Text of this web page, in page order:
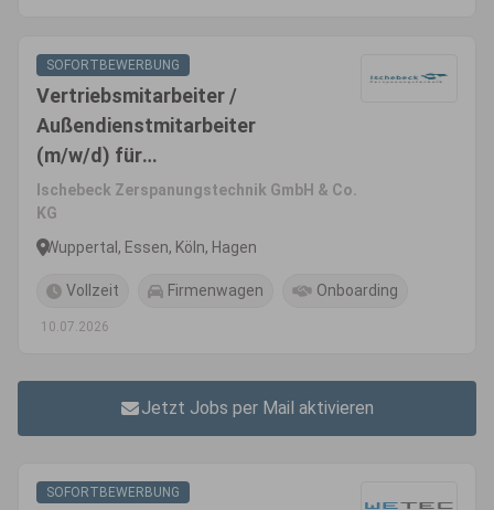
SOFORTBEWERBUNG
Vertriebsmitarbeiter /
Außendienstmitarbeiter
(m/w/d) für
Zerspanungswerkzeuge
Ischebeck Zerspanungstechnik GmbH & Co.
KG
Wuppertal, Essen, Köln, Hagen
Vollzeit Firmenwagen Onboarding
10.07.2026
Jetzt Jobs per Mail aktivieren
SOFORTBEWERBUNG